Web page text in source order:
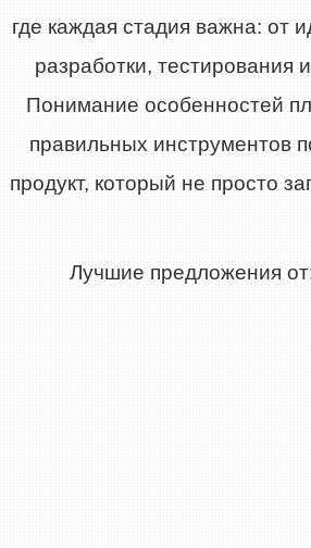
где каждая стадия важна: от
разработки, тестирования
Понимание особенностей
правильных инструментов
продукт, который не просто
Лучшие предложения